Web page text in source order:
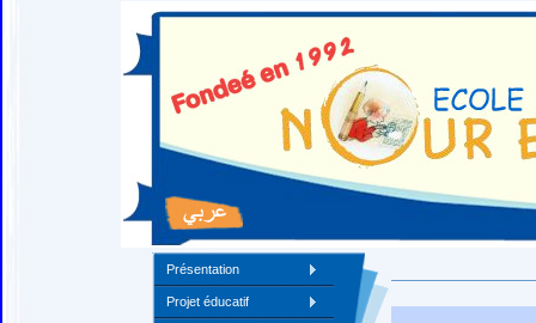
Présentation
Projet éducatif